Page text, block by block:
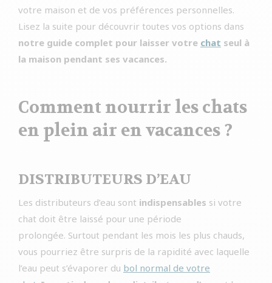
votre maison et de vos préférences personnelles.
Lisez la suite pour découvrir toutes vos options dans
notre guide complet pour laisser votre chat seul à
la maison pendant ses vacances.
Comment nourrir les chats
en plein air en vacances ?
DISTRIBUTEURS D’EAU
Les distributeurs d’eau sont indispensables si votre
chat doit être laissé pour une période
prolongée. Surtout pendant les mois les plus chauds,
vous pourriez être surpris de la rapidité avec laquelle
l’eau peut s’évaporer du bol normal de votre